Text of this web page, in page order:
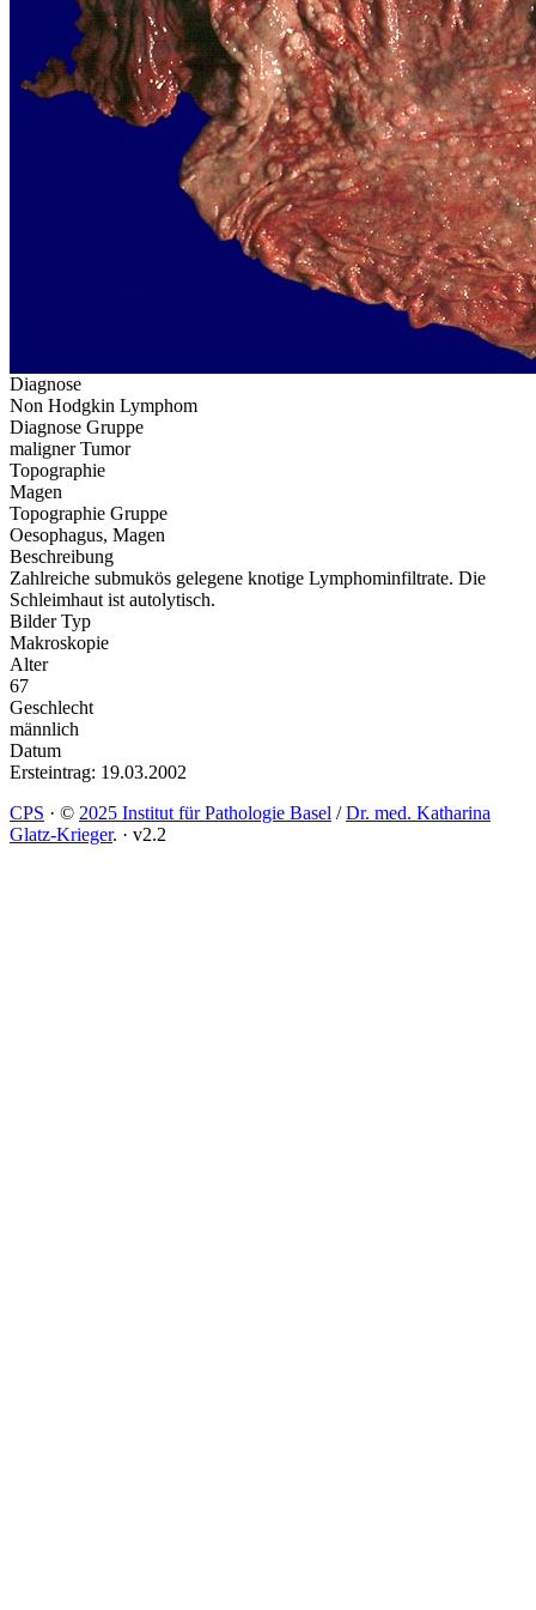
Diagnose
Non Hodgkin Lymphom
Diagnose Gruppe
maligner Tumor
Topographie
Magen
Topographie Gruppe
Oesophagus, Magen
Beschreibung
Zahlreiche submukös gelegene knotige Lymphominfiltrate. Die
Schleimhaut ist autolytisch.
Bilder Typ
Makroskopie
Alter
67
Geschlecht
männlich
Datum
Ersteintrag: 19.03.2002
CPS · © 2025 Institut für Pathologie Basel /Dr. med. Katharina
Glatz-Krieger. · v2.2